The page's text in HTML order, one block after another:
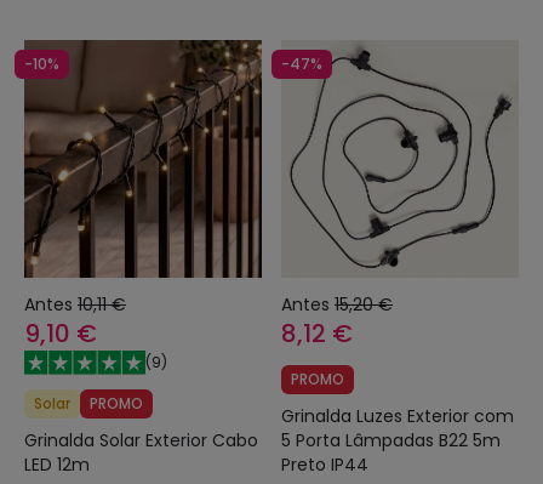
-10%
Antes 10,11 €
9,10 €
(9)
Solar
PROMO
Grinalda Solar Exterior Cabo
LED 12m
-47%
Antes 15,20 €
8,12 €
PROMO
Grinalda Luzes Exterior com
5 Porta Lâmpadas B22 5m
Preto IP44